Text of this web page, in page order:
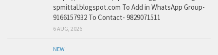
spmittal.blogspot.com To Add in WhatsApp Group-
9166157932 To Contact- 9829071511
6 AUG, 2026
NEW